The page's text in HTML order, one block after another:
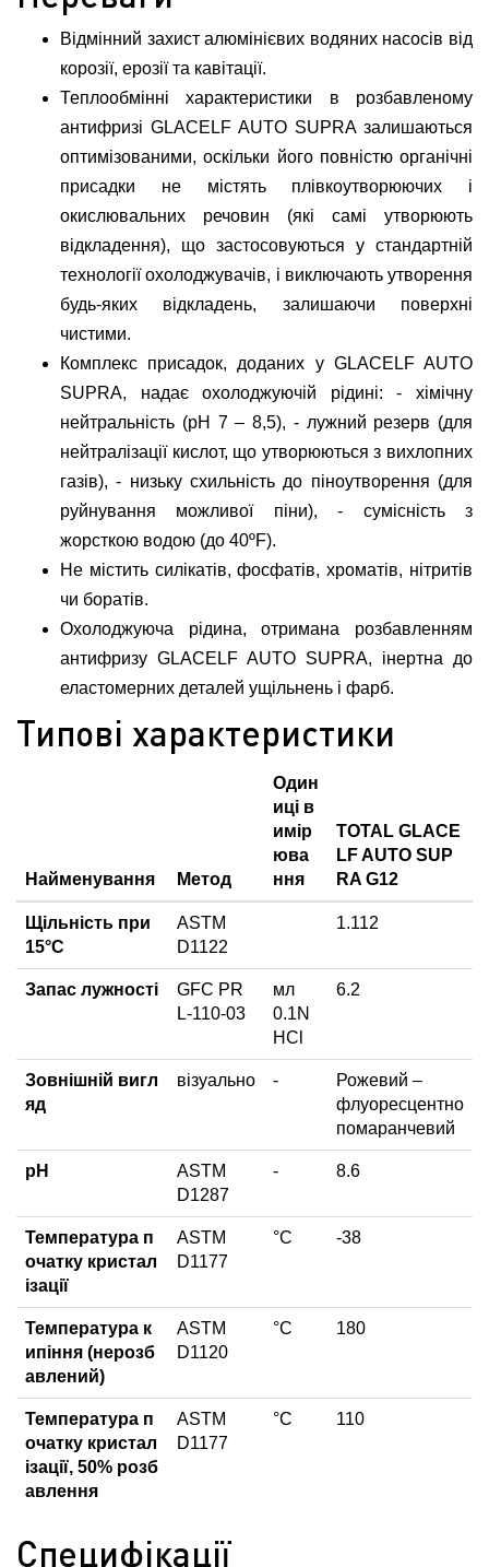
Відмінний захист алюмінієвих водяних насосів від
корозії, ерозії та кавітації.
Теплообмінні характеристики в розбавленому
антифризі GLACELF AUTO SUPRA залишаються
оптимізованими, оскільки його повністю органічні
присадки не містять плівкоутворюючих і
окислювальних речовин (які самі утворюють
відкладення), що застосовуються у стандартній
технології охолоджувачів, і виключають утворення
будь-яких відкладень, залишаючи поверхні
чистими.
Комплекс присадок, доданих у GLACELF AUTO
SUPRA, надає охолоджуючій рідині: - хімічну
нейтральність (рН 7 – 8,5), - лужний резерв (для
нейтралізації кислот, що утворюються з вихлопних
газів), - низьку схильність до піноутворення (для
руйнування можливої піни), - сумісність з
жорсткою водою (до 40ºF).
Не містить силікатів, фосфатів, хроматів, нітритів
чи боратів.
Охолоджуюча рідина, отримана розбавленням
антифризу GLACELF AUTO SUPRA, інертна до
еластомерних деталей ущільнень і фарб.
Типові характеристики
Найменування Метод
Один
иці в
имір
юва
ння
TOTAL GLAСE
LF AUTO SUP
RA G12
Щільність при
15°С
ASTM
D1122
1.112
Запас лужності
GFC PR
L-110-03
мл
0.1N
HCl
6.2
Зовнішній вигл
яд
візуально -
Рожевий –
флуоресцентно
помаранчевий
pH
ASTM
D1287
- 8.6
Температура п
очатку кристал
ізації
ASTM
D1177
°C -38
Температура к
ипіння (нерозб
авлений)
ASTM
D1120
°C 180
Температура п
очатку кристал
ізації, 50% розб
авлення
ASTM
D1177
°C 110
Специфікації